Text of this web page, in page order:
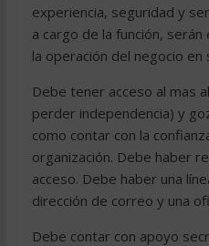
experiencia, seguridad y
a cargo de la función,
la operación del negocio
Debe tener acceso al mas
perder independencia) y
como contar con la
organización. Debe haber
acceso. Debe haber una
dirección de correo y una
Debe contar con apoyo